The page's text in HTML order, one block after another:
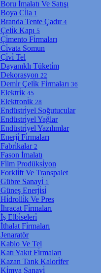
Boru İmalatı Ve Satışı
Boya Ci̇la 1
Branda Tente Çadır 4
Çeli̇k Kapı 5
Çi̇mento Fi̇rmaları
Ci̇vata Somun
Çi̇vi̇ Tel
Dayanıklı Tüketi̇m
Dekorasyon 22
Demi̇r Çeli̇k Fi̇rmaları 36
Elektri̇k 45
Elektroni̇k 28
Endüstri̇yel Soğutucular
Endüstri̇yel Yağlar
Endüstri̇yel Yazılımlar
Enerji̇ Fi̇rmaları
Fabri̇kalar 2
Fason İmalatı
Fi̇lm Prodüksi̇yon
Forkli̇ft Ve Transpalet
Gübre Sanayi̇ 1
Güneş Enerji̇si̇
Hi̇drolli̇k Ve Pres
İhracat Fi̇rmaları
İş Elbi̇seleri̇
İthalat Fi̇rmaları
Jenaratör
Kablo Ve Tel
Katı Yakıt Fi̇rmaları
Kazan Tank Kalori̇fer
Ki̇mya Sanayi̇